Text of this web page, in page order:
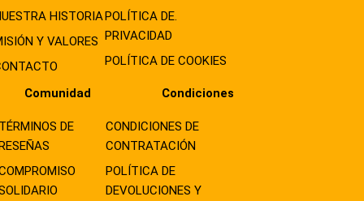
HISTORIA
Y VALORES
POLÍTICA DE.
PRIVACIDAD
POLÍTICA DE COOKIES
Comunidad Condiciones
DE
CONDICIONES DE
CONTRATACIÓN
POLÍTICA DE
DEVOLUCIONES Y